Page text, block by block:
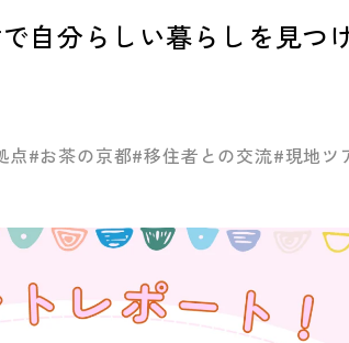
自分らしい暮らしを見つ
点#お茶の京都#移住者との交流#現地ツ